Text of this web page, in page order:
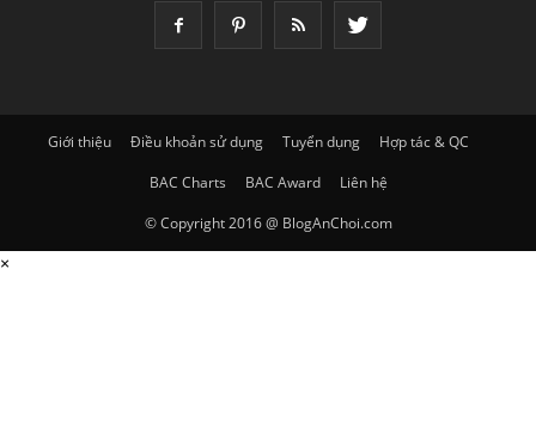
Giới thiệu Điều khoản sử dụng Tuyển dụng
Hợp tác & QC
BAC Charts
BAC Award
Liên hệ
© Copyright 2016 @ BlogAnChoi.com
×